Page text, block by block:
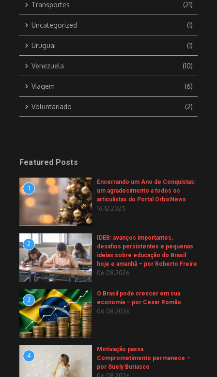
Transportes (21)
Uncategorized (1)
Uruguai (1)
Venezuela (10)
Viagem (6)
Voluntariado (2)
Featured Posts
1
Encerrando um Ano de Conquistas:
um agradecimento a todos os
articulistas do Portal OrbisNews
16.12.2025
2
IDEB: avanços importantes,
desafios persistentes e pequenas
ideias sobre educação do Brasil
hoje e amanhã – por Roberto Freire
06.08.2026
3
O Brasil pode crescer em sua
economia – por Cesar Romão
06.08.2026
4
Motivação passa.
Comprometimento permanece –
por Suely Buriasco